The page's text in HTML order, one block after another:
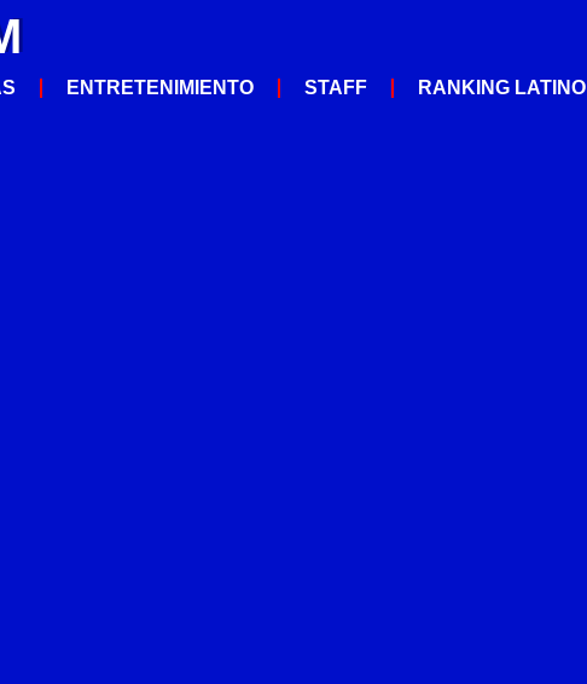
ENTRETENIMIENTO STAFF RANKING LATINO